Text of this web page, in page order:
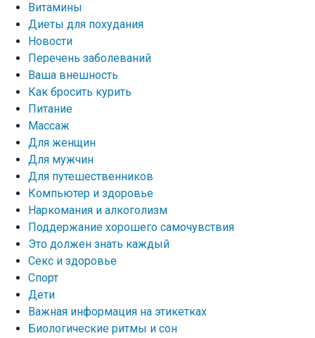
Витамины
Диеты для похудания
Новости
Перечень заболеваний
Ваша внешность
Как бросить курить
Питание
Массаж
Для женщин
Для мужчин
Для путешественников
Компьютер и здоровье
Наркомания и алкоголизм
Поддержание хорошего самочувствия
Это должен знать каждый
Секс и здоровье
Спорт
Дети
Важная информация на этикетках
Биологические ритмы и сон